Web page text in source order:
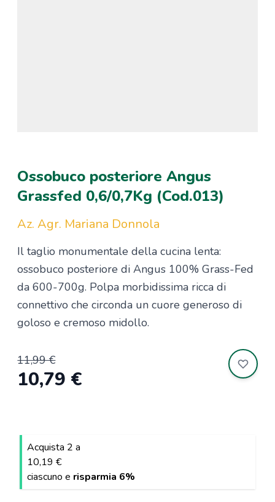
Ossobuco posteriore Angus
Grassfed 0,6/0,7Kg (Cod.013)
Az. Agr. Mariana Donnola
Il taglio monumentale della cucina lenta:
ossobuco posteriore di Angus 100% Grass-Fed
da 600-700g. Polpa morbidissima ricca di
connettivo che circonda un cuore generoso di
goloso e cremoso midollo.
11,99 €
10,79 €
Acquista 2 a
10,19 €
ciascuno e risparmia 6%